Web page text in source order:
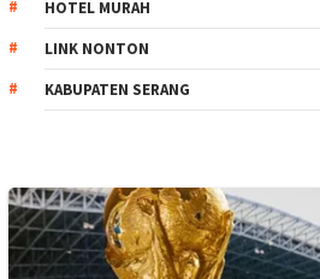
HOTEL MURAH
LINK NONTON
KABUPATEN SERANG